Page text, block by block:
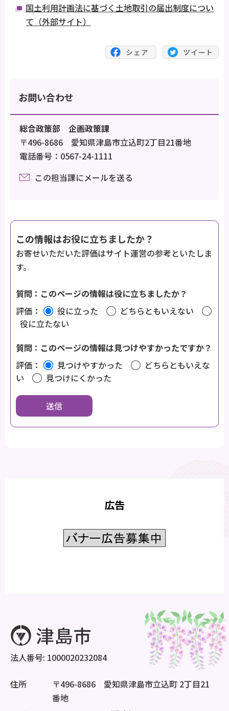
国土利用計画法に基づく土地取引の届出制度につい
て（外部サイト）
お問い合わせ
総合政策部 企画政策課
〒496-8686 愛知県津島市立込町2丁目21番地
電話番号：0567-24-1111
この担当課にメールを送る
この情報はお役に立ちましたか？
お寄せいただいた評価はサイト運営の参考といたしま
す。
質問：このページの情報は役に立ちましたか？
評価：
役に立った
どちらともいえない
役に立たない
質問：このページの情報は見つけやすかったですか？
評価：
見つけやすかった
どちらともいえな
い
見つけにくかった
広告
法人番号: 1000020232084
住所
〒496-8686 愛知県津島市立込町 2丁目21
番地